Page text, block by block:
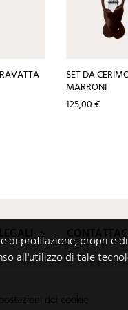
SET DA
MARRONI
Prezzo
125,00 €
di profilazione, propri e
all'utilizzo di tale
dei cookie